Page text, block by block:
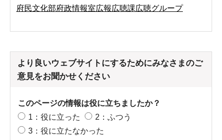
府民文化部府政情報室広報広聴課広聴グループ
より良いウェブサイトにするためにみなさまのご
意見をお聞かせください
このページの情報は役に立ちましたか？
1：役に立った
2：ふつう
3：役に立たなかった